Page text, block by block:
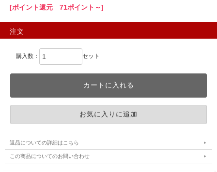
[ポイント還元 71ポイント～]
注文
購入数： セット
返品についての詳細はこちら
この商品についてのお問い合わせ